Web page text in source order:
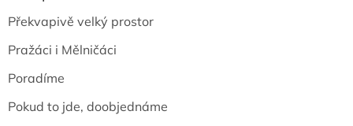
Překvapivě velký prostor
Pražáci i Mělničáci
Poradíme
Pokud to jde, doobjednáme